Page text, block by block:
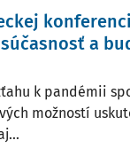
a
k pandémii
možností